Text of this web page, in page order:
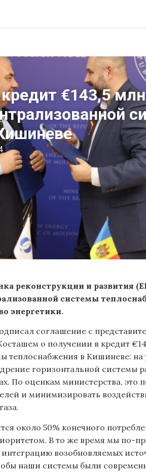
€143,5 млн
реконструкции и развития
системы
энергетики.
соглашение с
о получении в кредит
в Кишиневе: на
горизонтальной системы
По оценкам министерства, это
и минимизировать
около 50% конечного
В то же время мы по-
возобновляемых
наши системы были